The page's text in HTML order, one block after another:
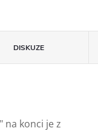
DISKUZE
na konci je z